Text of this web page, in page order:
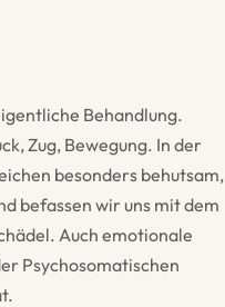
Behandlung.
Zug, Bewegung. In der
besonders behutsam,
befassen wir uns mit dem
Auch emotionale
Psychosomatischen